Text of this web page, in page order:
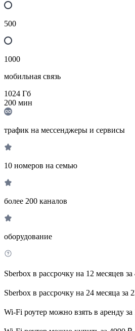
500
1000
мобильная связь
1024 Гб
200 мин
трафик на мессенджеры и сервисы
10 номеров на семью
более 200 каналов
оборудование
Sberbox в рассрочку на 12 месяцев
Sberbox в рассрочку на 24 месяца за
Wi-Fi роутер можно взять в аренду